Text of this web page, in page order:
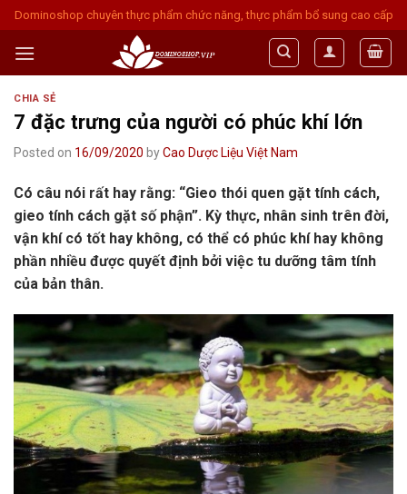
Skip
to
content
Dominoshop chuyên thực phẩm chức năng, thực phẩm bổ sung cao cấp
CHIA SẺ
7 đặc trưng của người có phúc khí lớn
Posted on 16/09/2020 byCao Dược Liệu Việt Nam
Có câu nói rất hay rằng: “Gieo thói quen gặt tính cách,
gieo tính cách gặt số phận”. Kỳ thực, nhân sinh trên đời,
vận khí có tốt hay không, có thể có phúc khí hay không
phần nhiều được quyết định bởi việc tu dưỡng tâm tính
của bản thân.